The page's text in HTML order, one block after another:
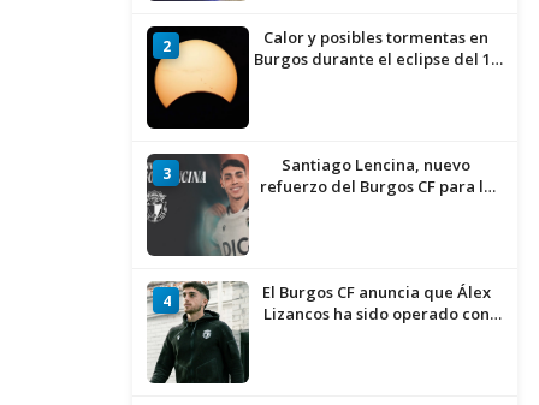
2
Calor y posibles tormentas en
Burgos durante el eclipse del 12
3
Santiago Lencina, nuevo
refuerzo del Burgos CF para la
4
El Burgos CF anuncia que Álex
Lizancos ha sido operado con